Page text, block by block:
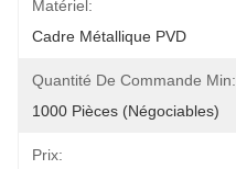
Matériel:
Cadre Métallique PVD
Quantité De Commande Min:
1000 Pièces (négociables)
Prix: